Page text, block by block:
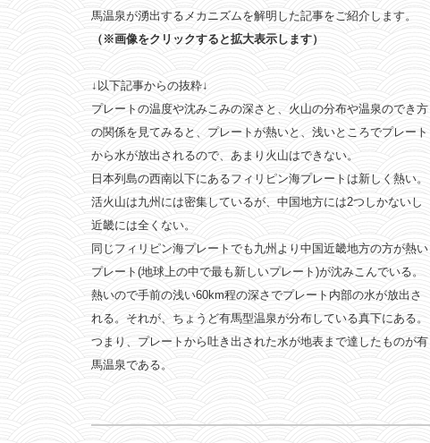
馬温泉が湧出するメカニズムを解明した記事をご紹介します。
（※画像をクリックすると拡大表示します）
↓以下記事からの抜粋↓
プレートの温度や沈みこみの深さと、火山の分布や温泉のでき方
の関係を見てみると、プレートが熱いと、浅いところでプレート
から水が放出されるので、あまり火山はできない。
日本列島の西南以下にあるフィリピン海プレートは新しく熱い。
活火山は九州には密集しているが、中国地方には2つしかないし
近畿には全くない。
同じフィリピン海プレートでも九州より中国近畿地方の方が熱い
プレート(地球上の中で最も新しいプレート)が沈みこんでいる。
熱いので手前の浅い60km程の深さでプレート内部の水が放出さ
れる。それが、ちょうど有馬型温泉が分布している真下にある。
つまり、プレートから吐き出された水が地表まで達したものが有
馬温泉である。